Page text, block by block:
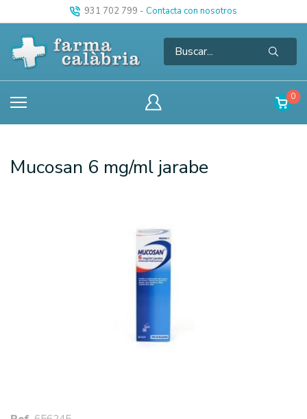
931 702 799 - Contacta con nosotros
0
Mucosan 6 mg/ml jarabe